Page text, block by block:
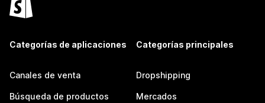
Categorías de aplicaciones
Canales de venta
Búsqueda de productos
Categorías principales
Dropshipping
Mercados